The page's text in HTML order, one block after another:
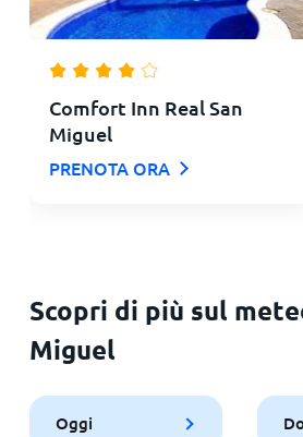
Comfort Inn Real San
Miguel
PRENOTA ORA
Scopri di più sul
Miguel
Oggi